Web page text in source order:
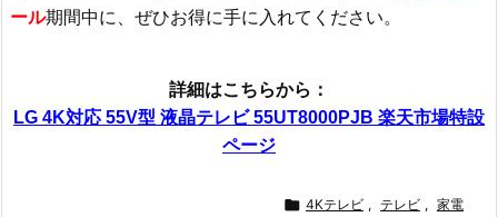
ール期間中に、ぜひお得に手に入れてください。
詳細はこちらから：
LG 4K対応 55V型 液晶テレビ 55UT8000PJB 楽天市場特設
ページ
 4Kテレビ , テレビ , 家電